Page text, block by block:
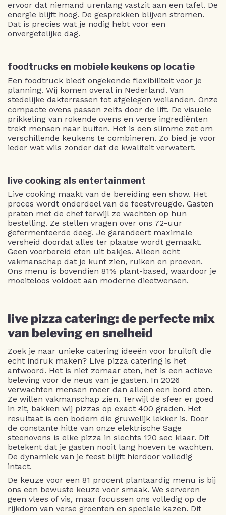
ervoor dat niemand urenlang vastzit aan een tafel. De
energie blijft hoog. De gesprekken blijven stromen.
Dat is precies wat je nodig hebt voor een
onvergetelijke dag.
foodtrucks en mobiele keukens op locatie
Een foodtruck biedt ongekende flexibiliteit voor je
planning. Wij komen overal in Nederland. Van
stedelijke dakterrassen tot afgelegen weilanden. Onze
compacte ovens passen zelfs door de lift. De visuele
prikkeling van rokende ovens en verse ingrediënten
trekt mensen naar buiten. Het is een slimme zet om
verschillende keukens te combineren. Zo bied je voor
ieder wat wils zonder dat de kwaliteit verwatert.
live cooking als entertainment
Live cooking maakt van de bereiding een show. Het
proces wordt onderdeel van de feestvreugde. Gasten
praten met de chef terwijl ze wachten op hun
bestelling. Ze stellen vragen over ons 72-uur
gefermenteerde deeg. Je garandeert maximale
versheid doordat alles ter plaatse wordt gemaakt.
Geen voorbereid eten uit bakjes. Alleen echt
vakmanschap dat je kunt zien, ruiken en proeven.
Ons menu is bovendien 81% plant-based, waardoor je
moeiteloos voldoet aan moderne dieetwensen.
live pizza catering: de perfecte mix
van beleving en snelheid
Zoek je naar unieke catering ideeën voor bruiloft die
echt indruk maken? Live pizza catering is het
antwoord. Het is niet zomaar eten, het is een actieve
beleving voor de neus van je gasten. In 2026
verwachten mensen meer dan alleen een bord eten.
Ze willen vakmanschap zien. Terwijl de sfeer er goed
in zit, bakken wij pizzas op exact 400 graden. Het
resultaat is een bodem die gruwelijk lekker is. Door
de constante hitte van onze elektrische Sage
steenovens is elke pizza in slechts 120 sec klaar. Dit
betekent dat je gasten nooit lang hoeven te wachten.
De dynamiek van je feest blijft hierdoor volledig
intact.
De keuze voor een 81 procent plantaardig menu is bij
ons een bewuste keuze voor smaak. We serveren
geen vlees of vis, maar focussen ons volledig op de
rijkdom van verse groenten en speciale kazen. Dit